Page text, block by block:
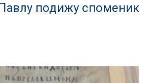
подижу споменик